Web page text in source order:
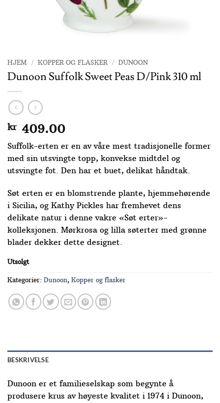
HJEM / KOPPER OG FLASKER / DUNOON
Dunoon Suffolk Sweet Peas D/Pink 310 ml
kr409.00
Suffolk-erten er en av våre mest tradisjonelle former
med sin utsvingte topp, konvekse midtdel og
utsvingte fot. Den har et buet, delikat håndtak.
Søt erten er en blomstrende plante, hjemmehørende
i Sicilia, og Kathy Pickles har fremhevet dens
delikate natur i denne vakre «Søt erter»-
kolleksjonen. Mørkrosa og lilla søterter med grønne
blader dekker dette designet.
Utsolgt
Kategorier: Dunoon, Kopper og flasker
BESKRIVELSE
Dunoon er et familieselskap som begynte å
produsere krus av høyeste kvalitet i 1974 i Dunoon,